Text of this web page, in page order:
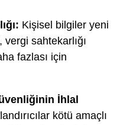
Kişisel bilgiler yeni
sahtekarlığı
fazlası için
İhlal
kötü amaçlı